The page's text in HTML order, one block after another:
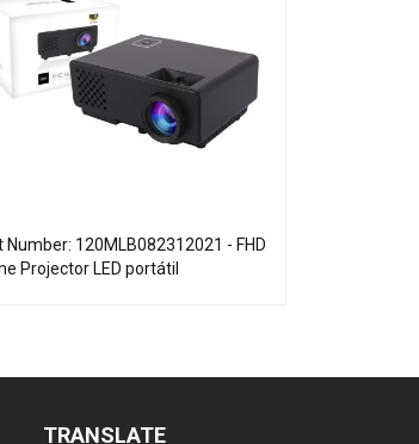
Number: 120MLB082312021 - FHD
Projector LED portátil
TRANSLATE